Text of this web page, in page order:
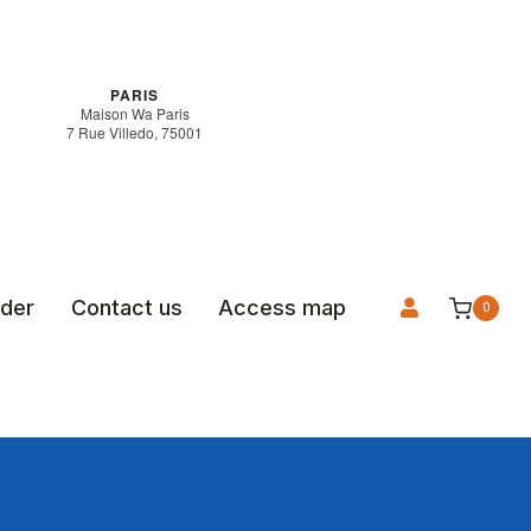
PARIS
Maison Wa Paris
7 Rue Villedo, 75001
Contact us Access map 0